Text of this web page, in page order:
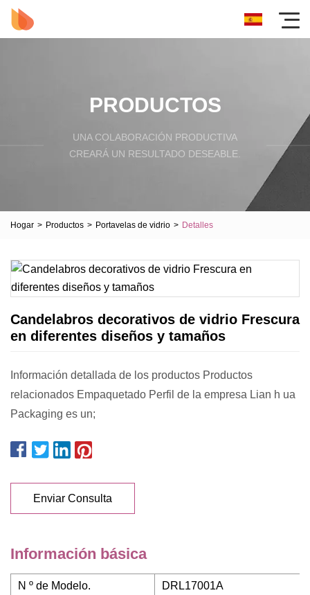
PRODUCTOS
UNA COLABORACIÓN PRODUCTIVA
CREARÁ UN RESULTADO DESEABLE.
Hogar > Productos > Portavelas de vidrio > Detalles
Candelabros decorativos de vidrio Frescura
en diferentes diseños y tamaños
Información detallada de los productos Productos
relacionados Empaquetado Perfil de la empresa Lian h ua
Packaging es un;
Enviar Consulta
Información básica
N º de Modelo. DRL17001A